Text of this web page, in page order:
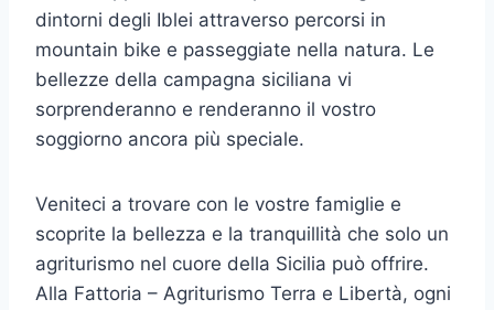
dintorni degli Iblei attraverso percorsi in
mountain bike e passeggiate nella natura. Le
bellezze della campagna siciliana vi
sorprenderanno e renderanno il vostro
soggiorno ancora più speciale.
Veniteci a trovare con le vostre famiglie e
scoprite la bellezza e la tranquillità che solo un
agriturismo nel cuore della Sicilia può offrire.
Alla Fattoria – Agriturismo Terra e Libertà, ogni